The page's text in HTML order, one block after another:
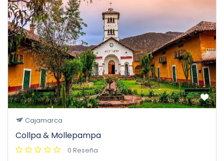
Cajamarca
Collpa & Mollepampa
0 Reseña